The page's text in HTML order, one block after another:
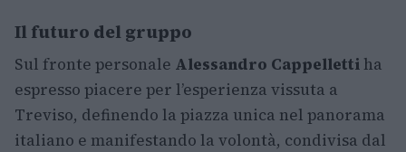
Il futuro del gruppo
Sul fronte personale Alessandro Cappelletti ha
espresso piacere per l’esperienza vissuta a
Treviso, definendo la piazza unica nel panorama
italiano e manifestando la volontà, condivisa dal